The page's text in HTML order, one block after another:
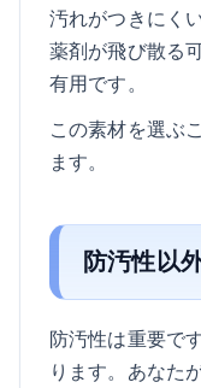
汚れがつきにく
薬剤が飛び散る
有用です。
この素材を選ぶ
ます。
防汚性以
防汚性は重要で
ります。あなた